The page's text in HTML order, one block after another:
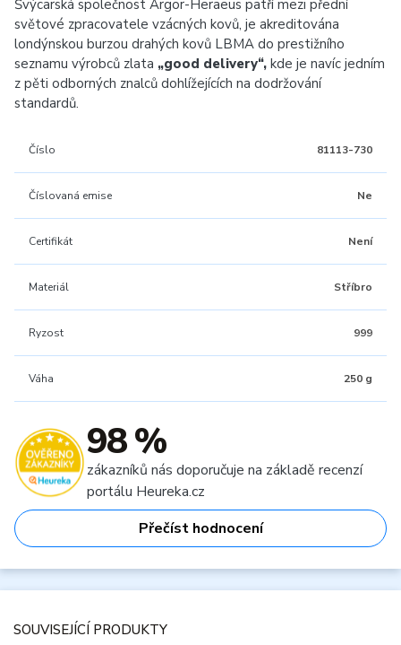
Švýcarská společnost Argor-Heraeus patří mezi přední
světové zpracovatele vzácných kovů, je akreditována
londýnskou burzou drahých kovů LBMA do prestižního
seznamu výrobců zlata „good delivery“, kde je navíc jedním
z pěti odborných znalců dohlížejících na dodržování
standardů.
Číslo 81113-730
Číslovaná emise Ne
Certifikát Není
Materiál Stříbro
Ryzost 999
Váha 250 g
98 %
zákazníků nás doporučuje na základě recenzí
portálu Heureka.cz
Přečíst hodnocení
SOUVISEJÍCÍ PRODUKTY